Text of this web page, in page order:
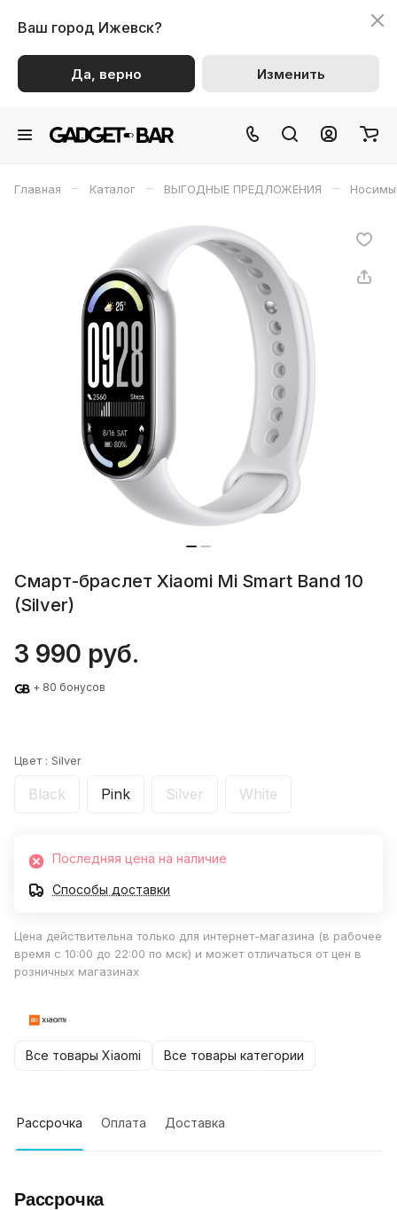
Ваш город Ижевск?
Да, верно Изменить
Главная – Каталог – ВЫГОДНЫЕ ПРЕДЛОЖЕНИЯ –
Смарт-браслет Xiaomi Mi Smart Band 10
(Silver)
3 990 руб.
+ 80 бонусов
Цвет : Silver
Black Pink Silver White
Последняя цена на наличие
Способы доставки
Цена действительна только для интернет-магазина (в рабочее
время с 10:00 до 22:00 по мск) и может отличаться от цен в
розничных магазинах
Все товары Xiaomi Все товары категории
Рассрочка Оплата Доставка
Рассрочка